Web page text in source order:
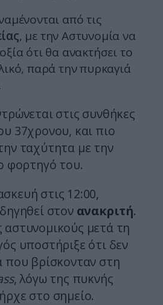
από τις
, με την Αστυνομία να
ότι θα ανακτήσει το
παρά την πυρκαγιά
στις συνθήκες
37χρονου, και πιο
ταχύτητα με την
φορτηγό του.
στις 12:00,
στον ανακριτή.
μετά τη
υποστήριξε ότι δεν
που βρίσκονταν στη
, λόγω της πυκνής
στο σημείο.